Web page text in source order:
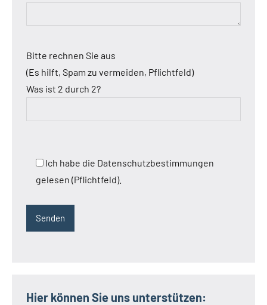
Bitte rechnen Sie aus
(Es hilft, Spam zu vermeiden, Pflichtfeld)
Was ist 2 durch 2?
Ich habe die Datenschutzbestimmungen
gelesen (Pflichtfeld).
Hier können Sie uns unterstützen: